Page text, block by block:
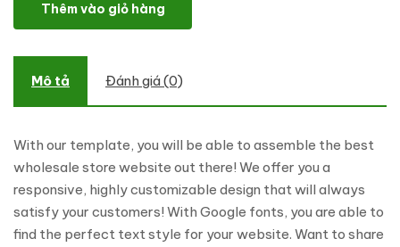
Thêm vào giỏ hàng
Mô tả Đánh giá (0)
With our template, you will be able to assemble the best
wholesale store website out there! We offer you a
responsive, highly customizable design that will always
satisfy your customers! With Google fonts, you are able to
find the perfect text style for your website. Want to share